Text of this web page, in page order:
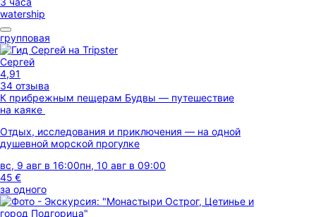
watership
групповая
Сергей
4,91
34 отзыва
К прибрежным пещерам Будвы — путешествие
на каяке
Отдых, исследования и приключения — на одной
душевной морской прогулке
вс, 9 авг в 16:00пн, 10 авг в 09:00
45 €
за одного